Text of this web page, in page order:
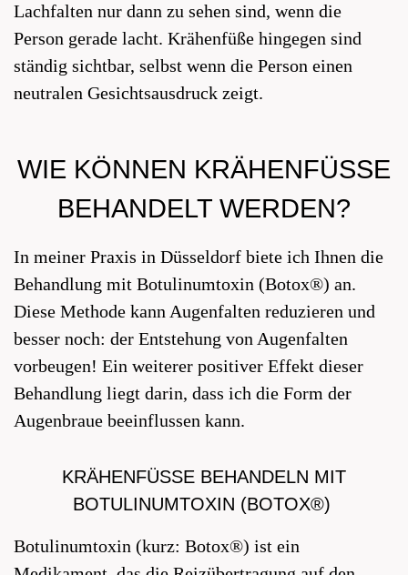
Lachfalten nur dann zu sehen sind, wenn die
Person gerade lacht. Krähenfüße hingegen sind
ständig sichtbar, selbst wenn die Person einen
neutralen Gesichtsausdruck zeigt.
WIE KÖNNEN KRÄHENFÜSSE B
EHANDELT WERDEN?
In meiner Praxis in Düsseldorf biete ich Ihnen die
Behandlung mit Botulinumtoxin (Botox®) an.
Diese Methode kann Augenfalten reduzieren und
besser noch: der Entstehung von Augenfalten
vorbeugen! Ein weiterer positiver Effekt dieser
Behandlung liegt darin, dass ich die Form der
Augenbraue beeinflussen kann.
KRÄHENFÜSSE BEHANDELN MIT B
OTULINUMTOXIN (BOTOX®)
Botulinumtoxin (kurz: Botox®) ist ein